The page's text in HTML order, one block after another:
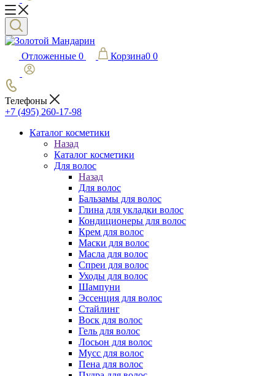
Отложенные 0 Корзина0 0
Телефоны
+7 (495) 260-17-98
Каталог косметики
Назад
Каталог косметики
Для волос
Назад
Для волос
Бальзамы для волос
Глина для укладки волос
Кондиционеры для волос
Крем для волос
Маски для волос
Масла для волос
Спреи для волос
Уходы для волос
Шампуни
Эссенция для волос
Стайлинг
Воск для волос
Гель для волос
Лосьон для волос
Мусс для волос
Пена для волос